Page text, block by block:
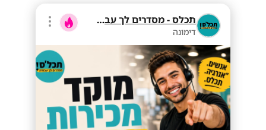
תכלס - מסדרים לך עבודה
דימונה